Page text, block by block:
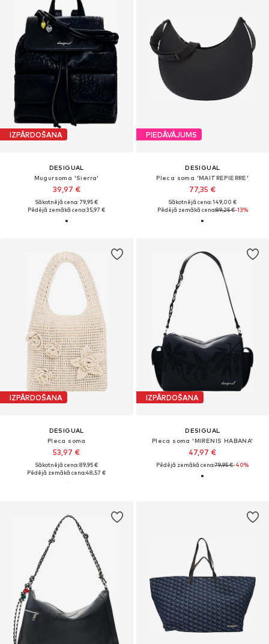
IZPĀRDOŠANA
DESIGUAL
Mugursoma 'Sierra'
39,97 €
Sākotnējā cena: 79,95 €
Pēdējā zemākā cena:35,97 €
PIEDĀVĀJUMS
DESIGUAL
Pleca soma 'MAITREPIERRE'
77,35 €
Sākotnējā cena: 149,00 €
Pēdējā zemākā cena:89,25 €-13%
IZPĀRDOŠANA
DESIGUAL
Pleca soma
53,97 €
Sākotnējā cena: 89,95 €
Pēdējā zemākā cena:48,57 €
IZPĀRDOŠANA
DESIGUAL
Pleca soma 'MIRENIS HABANA'
47,97 €
Pēdējā zemākā cena:79,95 €-40%